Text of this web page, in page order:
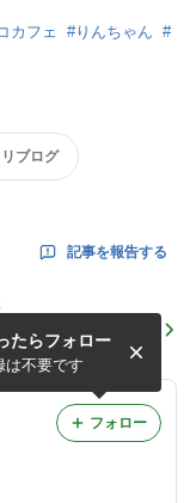
カフェ #りんちゃん #
リブログ
記事を報告する
あんこちゃん誕生日
の巻
たらフォロー
は不要です
フォロー